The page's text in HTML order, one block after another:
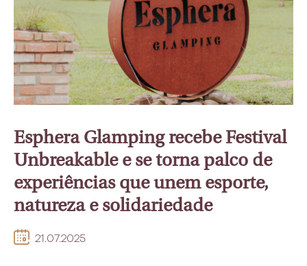
Esphera Glamping recebe Festival
Unbreakable e se torna palco de
experiências que unem esporte,
natureza e solidariedade
21.07.2025